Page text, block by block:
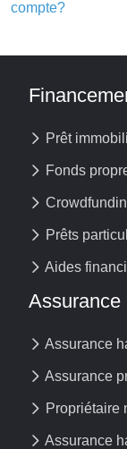
compte?
Prêt
Fonds
Prêts
Aides
Assurance
Assurance
Assurance
Propriétaire
Assurance